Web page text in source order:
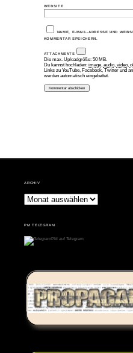
WEBSITE
NAME, E-MAIL-ADRESSE UND
KOMMENTAR SPEICHERN.
ATTACHMENTS
Die max. Uploadgröße: 50 MB.
Du kannst hochladen: image, audio, video,
Links zu YouTube, Facebook, Twitter und
werden automatisch eingebettet.
ARCHIV
Archiv
PM TELEGRAM
PM auf Telegram